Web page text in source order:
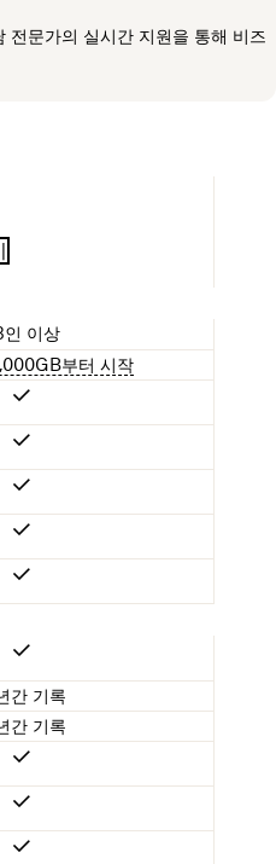
전문가의 실시간 지원을 통해 비즈
인 이상
부터 시작
간 기록
간 기록